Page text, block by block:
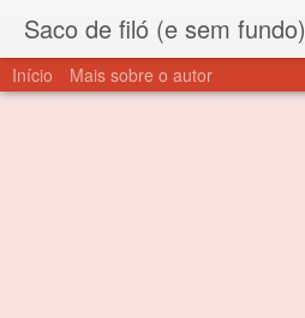
Saco de filó (e sem fundo)
Início Mais sobre o autor